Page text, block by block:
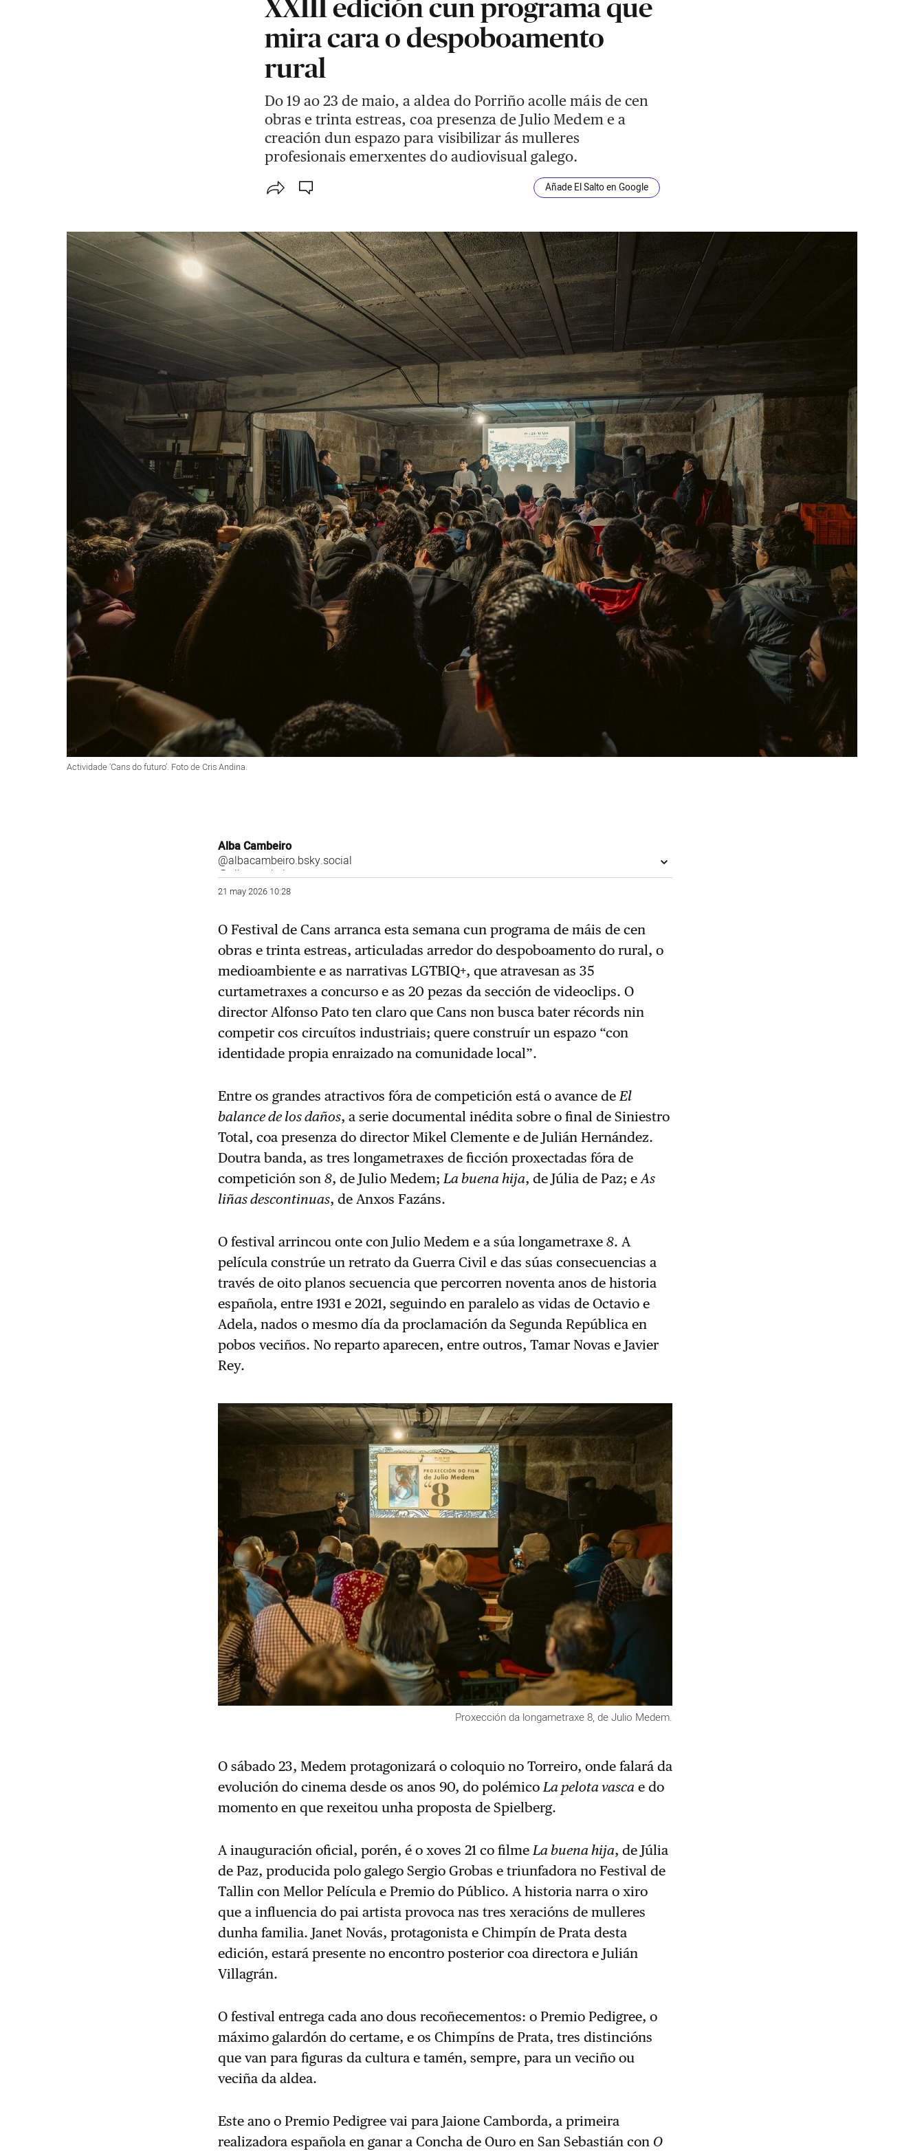
XXIII edición cun programa que
mira cara o despoboamento
rural
Do 19 ao 23 de maio, a aldea do Porriño acolle máis de cen
obras e trinta estreas, coa presenza de Julio Medem e a
creación dun espazo para visibilizar ás mulleres
profesionais emerxentes do audiovisual galego.
Añade El Salto en Google
Actividade ‘Cans do futuro’. Foto de Cris Andina.
Alba Cambeiro
@albacambeiro.bsky.social
@albacambeiro
21 may 2026 10:28
O Festival de Cans arranca esta semana cun programa de máis de cen
obras e trinta estreas, articuladas arredor do despoboamento do rural, o
medioambiente e as narrativas LGTBIQ+, que atravesan as 35
curtametraxes a concurso e as 20 pezas da sección de videoclips. O
director Alfonso Pato ten claro que Cans non busca bater récords nin
competir cos circuítos industriais; quere construír un espazo “con
identidade propia enraizado na comunidade local”.
Entre os grandes atractivos fóra de competición está o avance deEl
balance de los daños, a serie documental inédita sobre o final de Siniestro
Total, coa presenza do director Mikel Clemente e de Julián Hernández.
Doutra banda, as tres longametraxes de ficción proxectadas fóra de
competición son8, de Julio Medem;La buena hija, de Júlia de Paz; eAs
liñas descontinuas, de Anxos Fazáns.
O festival arrincou onte con Julio Medem e a súa longametraxe8. A
película constrúe un retrato da Guerra Civil e das súas consecuencias a
través de oito planos secuencia que percorren noventa anos de historia
española, entre 1931 e 2021, seguindo en paralelo as vidas de Octavio e
Adela, nados o mesmo día da proclamación da Segunda República en
pobos veciños. No reparto aparecen, entre outros, Tamar Novas e Javier
Rey.
Proxección da longametraxe 8, de Julio Medem.
O sábado 23, Medem protagonizará o coloquio no Torreiro, onde falará da
evolución do cinema desde os anos 90, do polémico La pelota vasca e do
momento en que rexeitou unha proposta de Spielberg.
A inauguración oficial, porén, é o xoves 21 co filme La buena hija, de Júlia
de Paz, producida polo galego Sergio Grobas e triunfadora no Festival de
Tallin con Mellor Película e Premio do Público. A historia narra o xiro
que a influencia do pai artista provoca nas tres xeracións de mulleres
dunha familia. Janet Novás, protagonista e Chimpín de Prata desta
edición, estará presente no encontro posterior coa directora e Julián
Villagrán.
O festival entrega cada ano dous recoñecementos: o Premio Pedigree, o
máximo galardón do certame, e os Chimpíns de Prata, tres distincións
que van para figuras da cultura e tamén, sempre, para un veciño ou
veciña da aldea.
Este ano o Premio Pedigree vai para Jaione Camborda, a primeira
realizadora española en ganar a Concha de Ouro en San Sebastián con O